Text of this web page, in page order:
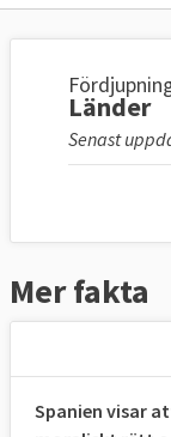
Länder
Senast
Mer fakta
Spanien visar